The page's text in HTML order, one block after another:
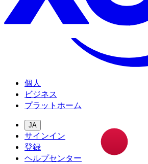
個人
ビジネス
プラットホーム
JA
サインイン
登録
ヘルプセンター